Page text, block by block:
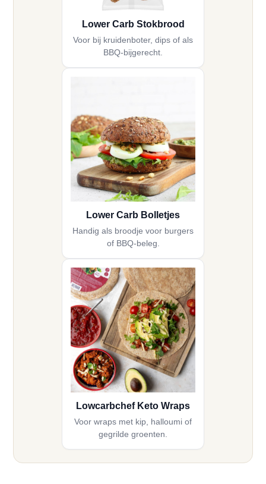
Lower Carb Stokbrood
Voor bij kruidenboter, dips of als
BBQ-bijgerecht.
Lower Carb Bolletjes
Handig als broodje voor burgers
of BBQ-beleg.
Lowcarbchef Keto Wraps
Voor wraps met kip, halloumi of
gegrilde groenten.